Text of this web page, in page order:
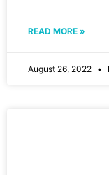
READ MORE »
August 26, 2022